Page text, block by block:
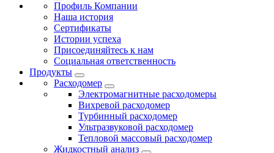
Профиль Компании
Наша история
Сертификаты
Истории успеха
Присоединяйтесь к нам
Социальная ответственность
Продукты
Расходомер
Электромагнитные расходомеры
Вихревой расходомер
Турбинный расходомер
Ультразвуковой расходомер
Тепловой массовый расходомер
Жидкостный анализ